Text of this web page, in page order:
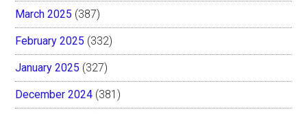
March 2025 (387)
February 2025 (332)
January 2025 (327)
December 2024 (381)